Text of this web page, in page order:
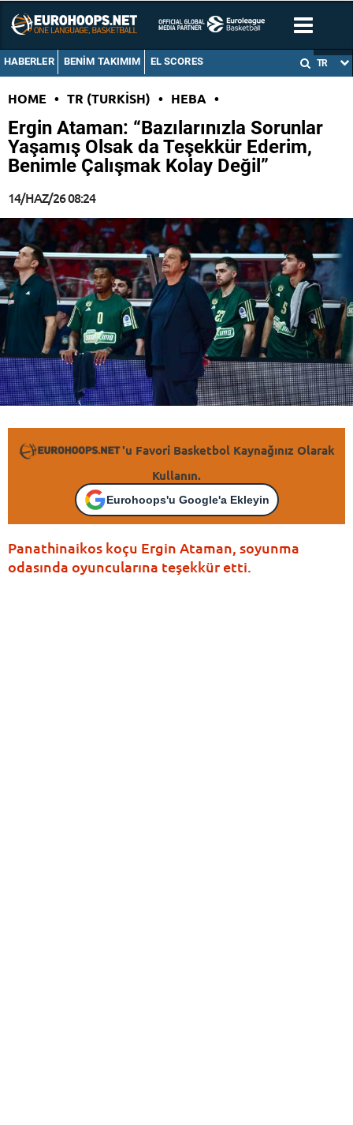
HABERLER BENIM TAKIMIM EL SCORES TR
HOME • TR (TURKISH) • HEBA •
Ergin Ataman: “Bazılarınızla Sorunlar
Yaşamış Olsak da Teşekkür Ederim,
Benimle Çalışmak Kolay Değil”
14/HAZ/26 08:24
'u Favori Basketbol Kaynağınız Olarak
Kullanın.
Eurohoops'u Google'a Ekleyin
Panathinaikos koçu Ergin Ataman, soyunma
odasında oyuncularına teşekkür etti.